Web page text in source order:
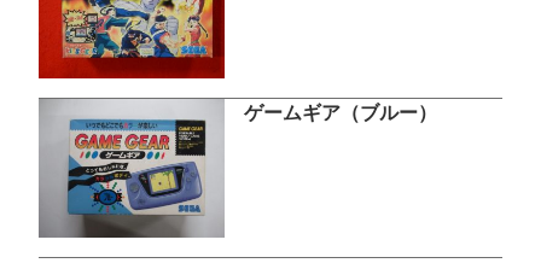
ゲームギア（ブルー）